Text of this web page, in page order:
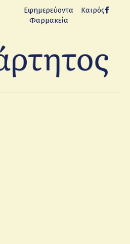
Εφημερεύοντα
Φαρμακεία
Καιρός